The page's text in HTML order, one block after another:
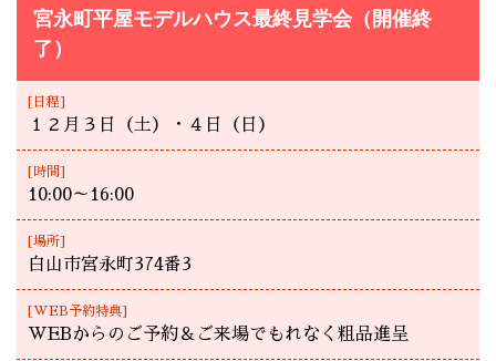
宮永町平屋モデルハウス最終見学会（開催終
了）
[日程]
１２月３日（土）・４日（日）
[時間]
10:00～16:00
[場所]
白山市宮永町374番3
[WEB予約特典]
WEBからのご予約＆ご来場でもれなく粗品進呈